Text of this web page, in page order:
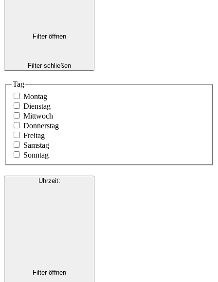
Filter öffnen
Filter schließen
Tag
Montag
Dienstag
Mittwoch
Donnerstag
Freitag
Samstag
Sonntag
Uhrzeit:
Filter öffnen